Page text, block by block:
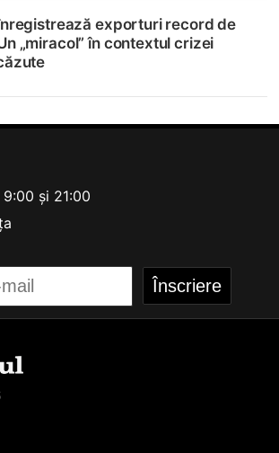
exporturi record de
„miracol” în contextul crizei
și 21:00